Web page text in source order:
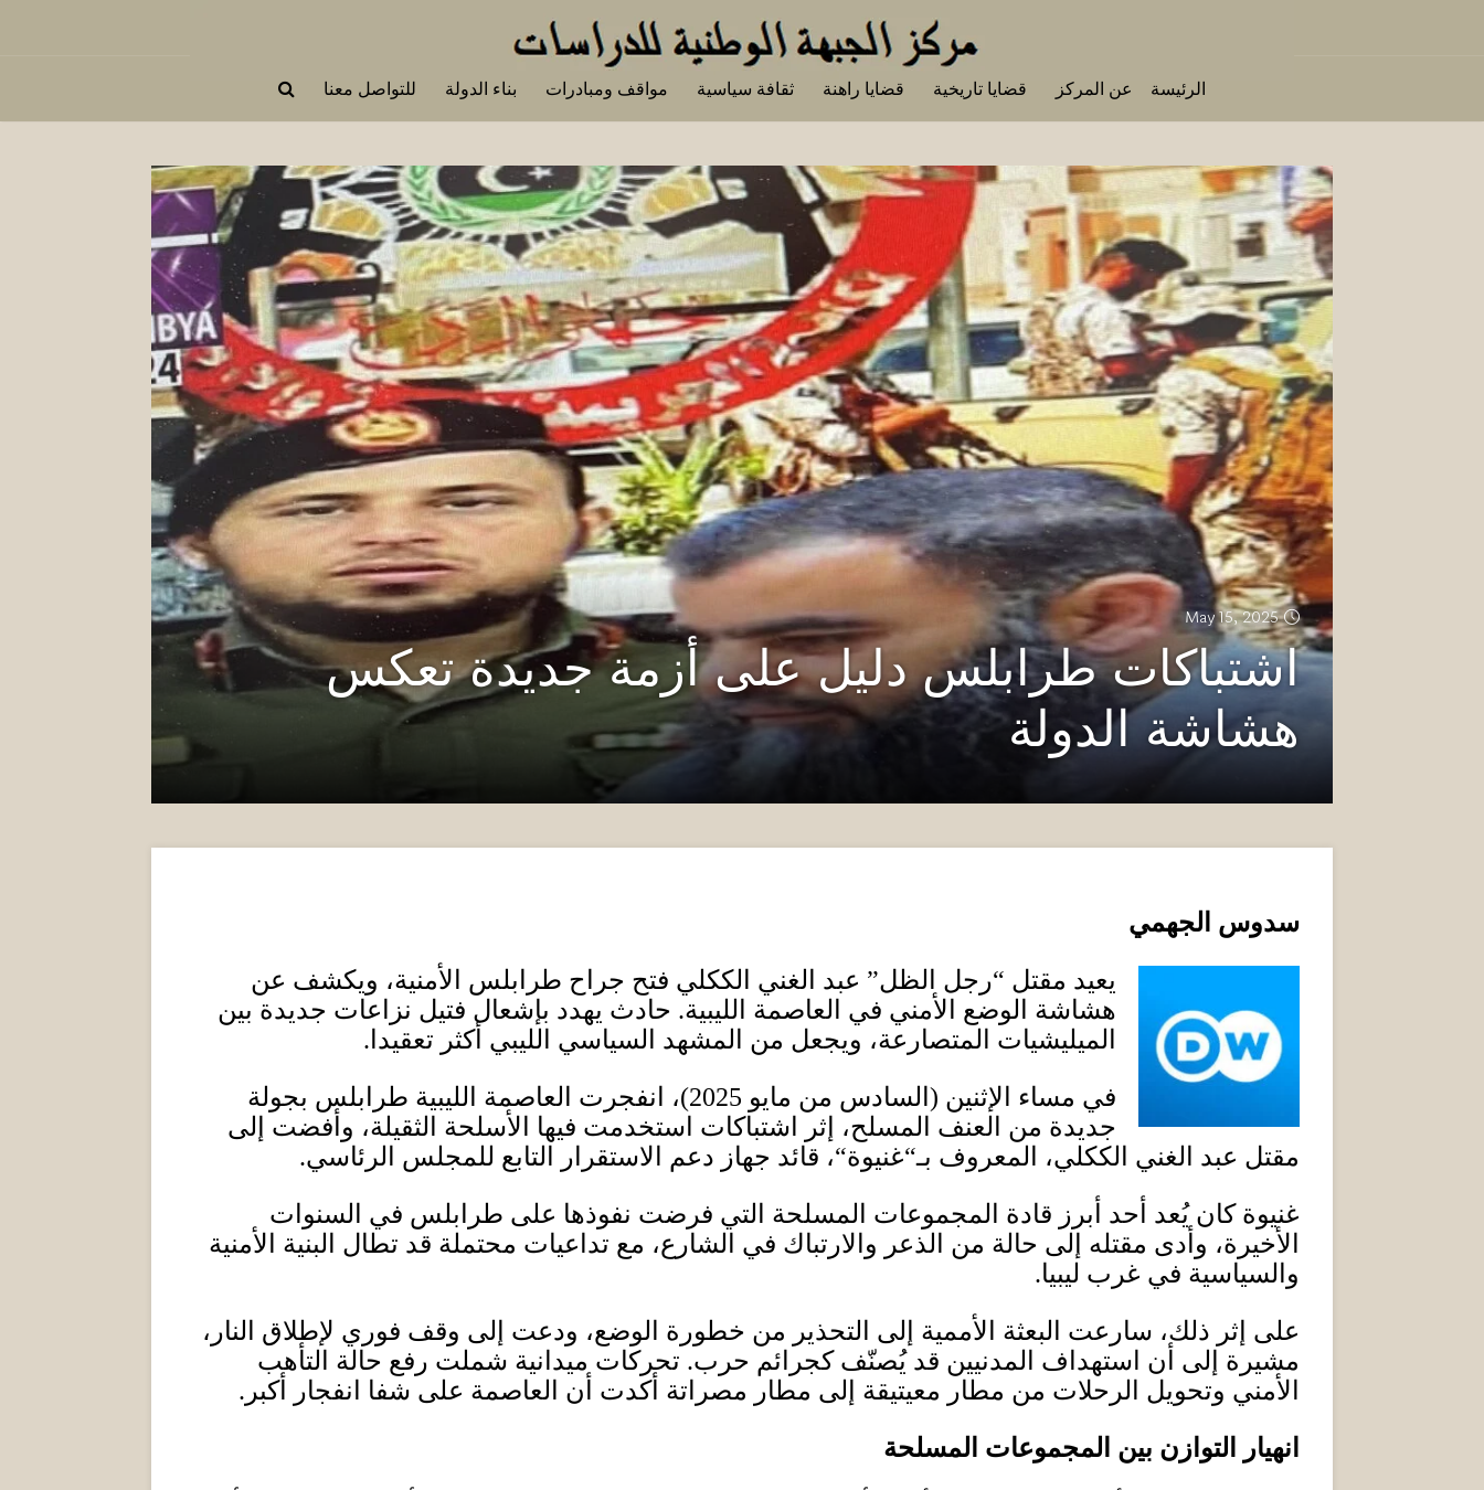
الرئيسة عن المركز قضايا تاريخية قضايا راهنة ثقافة سياسية مواقف ومبادرات بناء الدولة للتواصل معنا
May 15, 2025
اشتباكات طرابلس دليل على أزمة جديدة تعكس
هشاشة الدولة
سدوس الجهمي
يعيد مقتل “رجل الظل” عبد الغني الككلي فتح جراح طرابلس الأمنية، ويكشف عن
هشاشة الوضع الأمني في العاصمة الليبية. حادث يهدد بإشعال فتيل نزاعات جديدة بين
الميليشيات المتصارعة، ويجعل من المشهد السياسي الليبي أكثر تعقيدا .
في مساء الإثنين ( السادس من مايو 2025) ، انفجرت العاصمة الليبية طرابلس بجولة
جديدة من العنف المسلح، إثر اشتباكات استخدمت فيها الأسلحة الثقيلة، وأفضت إلى
مقتل عبد الغني الككلي، المعروف بـ“غنيوة“، قائد جهاز دعم الاستقرار التابع للمجلس الرئاسي.
غنيوة كان يُعد أحد أبرز قادة المجموعات المسلحة التي فرضت نفوذها على طرابلس في السنوات
الأخيرة، وأدى مقتله إلى حالة من الذعر والارتباك في الشارع، مع تداعيات محتملة قد تطال البنية الأمنية
والسياسية في غرب ليبيا.
على إثر ذلك، سارعت البعثة الأممية إلى التحذير من خطورة الوضع، ودعت إلى وقف فوري لإطلاق النار،
مشيرة إلى أن استهداف المدنيين قد يُصنّف كجرائم حرب. تحركات ميدانية شملت رفع حالة التأهب
الأمني وتحويل الرحلات من مطار معيتيقة إلى مطار مصراتة أكدت أن العاصمة على شفا انفجار أكبر .
انهيار التوازن بين المجموعات المسلحة